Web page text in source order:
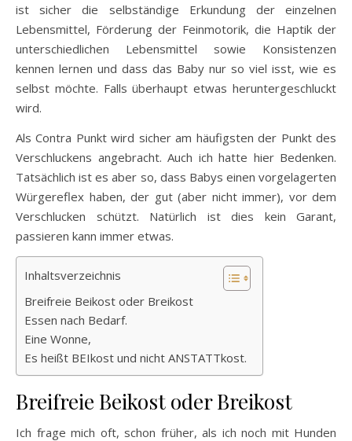
ist sicher die selbständige Erkundung der einzelnen
Lebensmittel, Förderung der Feinmotorik, die Haptik der
unterschiedlichen Lebensmittel sowie Konsistenzen
kennen lernen und dass das Baby nur so viel isst, wie es
selbst möchte. Falls überhaupt etwas heruntergeschluckt
wird.
Als Contra Punkt wird sicher am häufigsten der Punkt des
Verschluckens angebracht. Auch ich hatte hier Bedenken.
Tatsächlich ist es aber so, dass Babys einen vorgelagerten
Würgereflex haben, der gut (aber nicht immer), vor dem
Verschlucken schützt. Natürlich ist dies kein Garant,
passieren kann immer etwas.
Inhaltsverzeichnis
Breifreie Beikost oder Breikost
Essen nach Bedarf.
Eine Wonne,
Es heißt BEIkost und nicht ANSTATTkost.
Breifreie Beikost oder Breikost
Ich frage mich oft, schon früher, als ich noch mit Hunden